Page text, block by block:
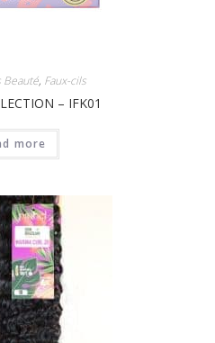
Beauté, Faux-cils
– IFK01
more